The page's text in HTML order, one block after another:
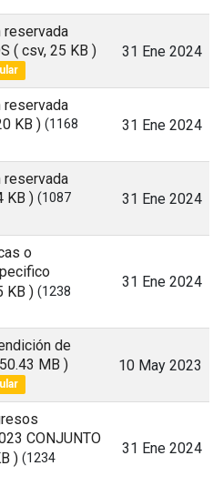
reservada
( csv, 25 KB ) 31 Ene 2024
reservada
KB ) (1168
31 Ene 2024
reservada
KB ) (1087
31 Ene 2024
o
KB ) (1238
31 Ene 2024
de
MB ) 10 May 2023
CONJUNTO
) (1234
31 Ene 2024